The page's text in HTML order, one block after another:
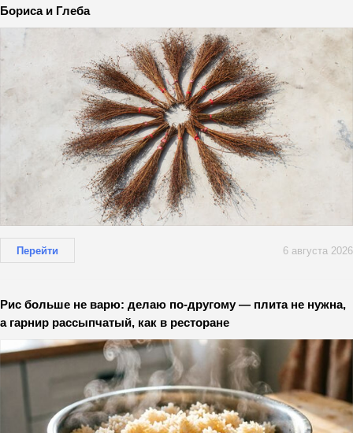
Бориса и Глеба
Перейти 6 августа 2026
Рис больше не варю: делаю по-другому — плита не нужна,
а гарнир рассыпчатый, как в ресторане